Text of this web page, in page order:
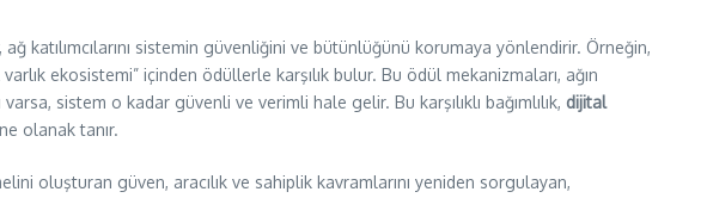
katılımcılarını sistemin güvenliğini ve bütünlüğünü korumaya yönlendirir. Örneğin,
ekosistemi” içinden ödüllerle karşılık bulur. Bu ödül mekanizmaları, ağın
sistem o kadar güvenli ve verimli hale gelir. Bu karşılıklı bağımlılık, dijital
olanak tanır.
oluşturan güven, aracılık ve sahiplik kavramlarını yeniden sorgulayan,